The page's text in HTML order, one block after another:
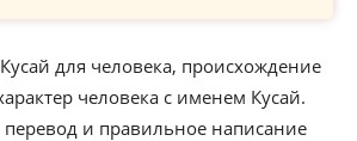
для человека, происхождение
человека с именем Кусай.
и правильное написание